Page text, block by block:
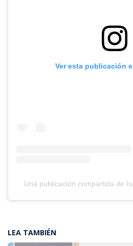
Ver esta publicación
Una publicación compartida de
LEA TAMBIÉN